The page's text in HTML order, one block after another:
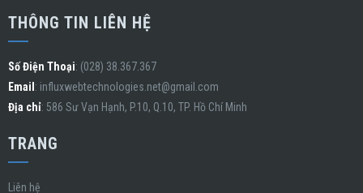
THÔNG TIN LIÊN HỆ
Số Điện Thoại: (028) 38.367.367
Email : influxwebtechnologies.net@gmail.com
Địa chỉ: 586 Sư Vạn Hạnh, P.10, Q.10, TP. Hồ Chí Minh
TRANG
Liên hệ